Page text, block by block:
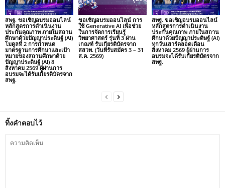
สพฐ. ขอเชิญอบรมออนไลน์
หลักสูตรการดำเนินงาน
ประกันคุณภาพ ภายในสถาน
ศึกษาด้วยปัญญาประดิษฐ์ (AI)
โมดูลที่ 2 การกำหนด
มาตรฐานการศึกษาและเป้า
หมายของสถานศึกษาด้วย
ปัญญาประดิษฐ์ (AI) 8
สิงหาคม 2569 ผู้ผ่านการ
อบรมจะได้รับเกียรติบัตรจาก
สพฐ.
ขอเชิญอบรมออนไลน์ การ
ใช้ Generative AI เพื่อช่วย
ในการจัดการเรียนรู้
วิทยาศาสตร์ รุ่นที่ 3 ผ่าน
เกณฑ์ รับเกียรติบัตรจาก
สสวท. (วันที่รับสมัคร 3 – 31
ส.ค. 2569)
สพฐ. ขอเชิญอบรมออนไลน์
หลักสูตรการดำเนินงาน
ประกันคุณภาพ ภายในสถาน
ศึกษาด้วยปัญญาประดิษฐ์ (AI)
ทุกวันเสาร์ตลอดเดือน
สิงหาคม 2569 ผู้ผ่านการ
อบรมจะได้รับเกียรติบัตรจาก
สพฐ.
ทิ้งคำตอบไว้